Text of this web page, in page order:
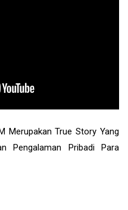
Merupakan True Story Yang
Pengalaman Pribadi Para